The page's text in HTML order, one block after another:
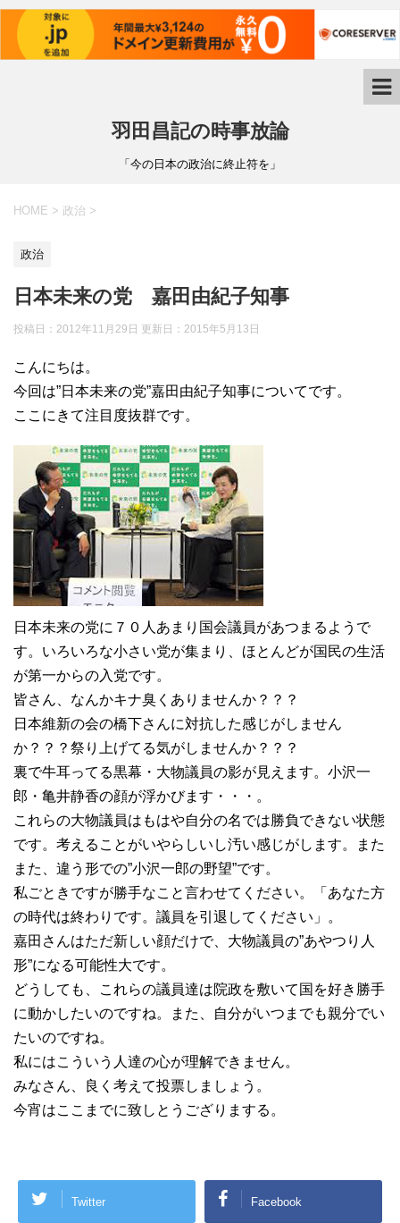
羽田昌記の時事放論
「今の日本の政治に終止符を」
HOME > 政治 >
政治
日本未来の党 嘉田由紀子知事
投稿日：2012年11月29日 更新日： 2015年5月13日
こんにちは。
今回は”日本未来の党”嘉田由紀子知事についてです。
ここにきて注目度抜群です。
日本未来の党に７０人あまり国会議員があつまるようで
す。いろいろな小さい党が集まり、ほとんどが国民の生活
が第一からの入党です。
皆さん、なんかキナ臭くありませんか？？？
日本維新の会の橋下さんに対抗した感じがしません
か？？？祭り上げてる気がしませんか？？？
裏で牛耳ってる黒幕・大物議員の影が見えます。小沢一
郎・亀井静香の顔が浮かびます・・・。
これらの大物議員はもはや自分の名では勝負できない状態
です。考えることがいやらしいし汚い感じがします。また
また、違う形での”小沢一郎の野望”です。
私ごときですが勝手なこと言わせてください。「あなた方
の時代は終わりです。議員を引退してください」。
嘉田さんはただ新しい顔だけで、大物議員の”あやつり人
形”になる可能性大です。
どうしても、これらの議員達は院政を敷いて国を好き勝手
に動かしたいのですね。また、自分がいつまでも親分でい
たいのですね。
私にはこういう人達の心が理解できません。
みなさん、良く考えて投票しましょう。
今宵はここまでに致しとうござりまする。
Twitter Facebook